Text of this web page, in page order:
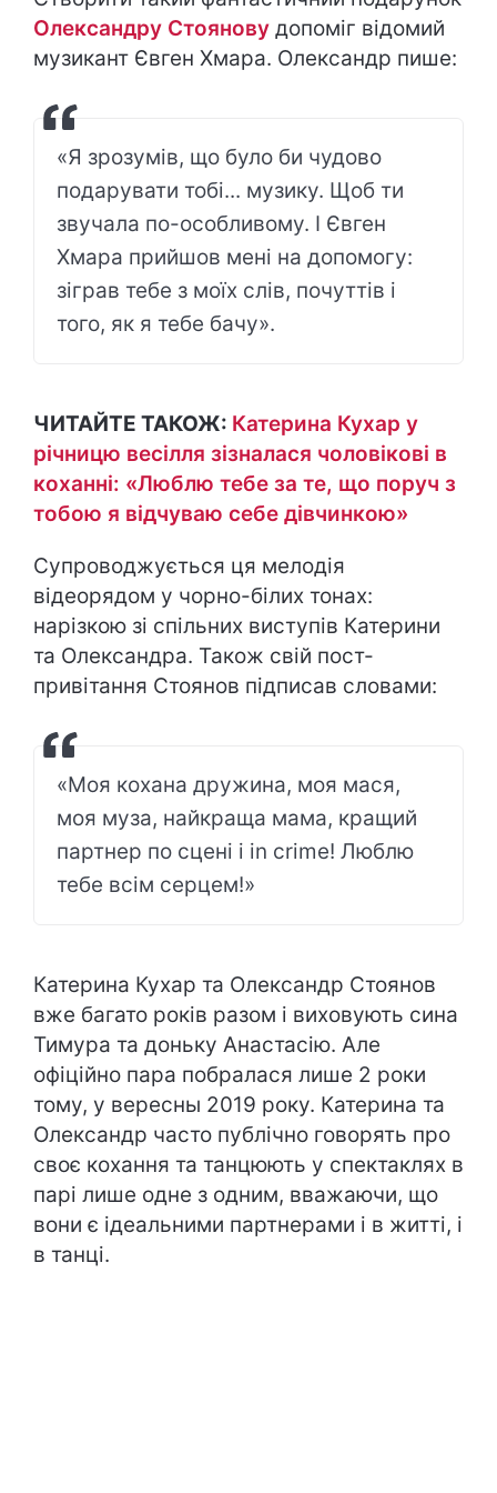
Олександру Стоянову допоміг відомий
музикант Євген Хмара. Олександр пише:
«Я зрозумів, що було би чудово
подарувати тобі... музику. Щоб ти
звучала по-особливому. І Євген
Хмара прийшов мені на допомогу:
зіграв тебе з моїх слів, почуттів і
того, як я тебе бачу».
ЧИТАЙТЕ ТАКОЖ: Катерина Кухар у
річницю весілля зізналася чоловікові в
коханні: «Люблю тебе за те, що поруч з
тобою я відчуваю себе дівчинкою»
Супроводжується ця мелодія
відеорядом у чорно-білих тонах:
нарізкою зі спільних виступів Катерини
та Олександра. Також свій пост-
привітання Стоянов підписав словами:
«Моя кохана дружина, моя мася,
моя муза, найкраща мама, кращий
партнер по сцені і in crime! Люблю
тебе всім серцем!»
Катерина Кухар та Олександр Стоянов
вже багато років разом і виховують сина
Тимура та доньку Анастасію. Але
офіційно пара побралася лише 2 роки
тому, у вересны 2019 року. Катерина та
Олександр часто публічно говорять про
своє кохання та танцюють у спектаклях в
парі лише одне з одним, вважаючи, що
вони є ідеальними партнерами і в житті, і
в танці.